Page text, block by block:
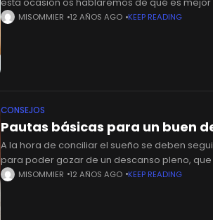
cuando es necesario su uso. A
MISOMMIER 12 AÑOS AGO KEEP READING
CONSEJOS
Pautas básicas para un buen
A la hora de conciliar el sueño se deben
para poder gozar de un descanso pleno,
mayor salud a nuestro organismo. A la
MISOMMIER 12 AÑOS AGO KEEP READING